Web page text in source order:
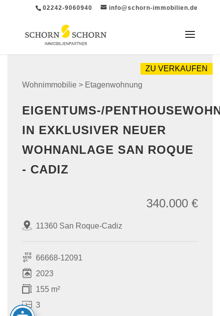
02242-9060940 info@schorn-immobilien.de
Wohnimmobilie > Etagenwohnung
ZU VERKAUFEN
EIGENTUMS-/
IN EXKLUSIVER NEUER
WOHNANLAGE SAN ROQUE
- CADIZ
11360 San Roque-Cadiz
340.000 €
66668-12091
2023
155 m²
3